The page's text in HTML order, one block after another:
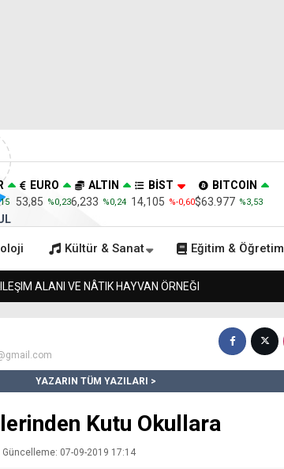
EURO
53,85 %0,23
ALTIN
6,233 %0,24
BİST
14,105 %-0,60
BITCOIN
$63.977 %3,53
Kültür & Sanat Eğitim & Öğretim
HAYVAN ÖRNEĞI
YAZARIN TÜM YAZILARI
Kutu Okullara
Güncelleme: 07-09-2019 17:14